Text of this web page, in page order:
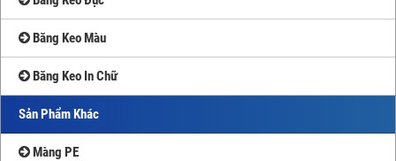
Băng Keo Màu
Băng Keo In Chữ
Sản Phẩm Khác
Màng PE